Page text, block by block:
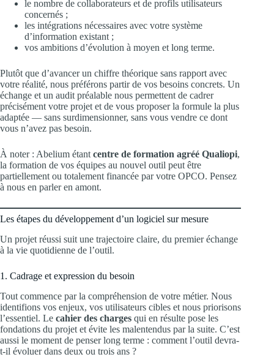
le nombre de collaborateurs et de profils utilisateurs
concernés ;
les intégrations nécessaires avec votre système
d’information existant ;
vos ambitions d’évolution à moyen et long terme.
Plutôt que d’avancer un chiffre théorique sans rapport avec
votre réalité, nous préférons partir de vos besoins concrets. Un
échange et un audit préalable nous permettent de cadrer
précisément votre projet et de vous proposer la formule la plus
adaptée — sans surdimensionner, sans vous vendre ce dont
vous n’avez pas besoin.
À noter : Abelium étant centre de formation agréé Qualiopi,
la formation de vos équipes au nouvel outil peut être
partiellement ou totalement financée par votre OPCO. Pensez
à nous en parler en amont.
Les étapes du développement d’un logiciel sur mesure
Un projet réussi suit une trajectoire claire, du premier échange
à la vie quotidienne de l’outil.
1. Cadrage et expression du besoin
Tout commence par la compréhension de votre métier. Nous
identifions vos enjeux, vos utilisateurs cibles et nous priorisons
l’essentiel. Le cahier des charges qui en résulte pose les
fondations du projet et évite les malentendus par la suite. C’est
aussi le moment de penser long terme : comment l’outil devra-
t-il évoluer dans deux ou trois ans ?